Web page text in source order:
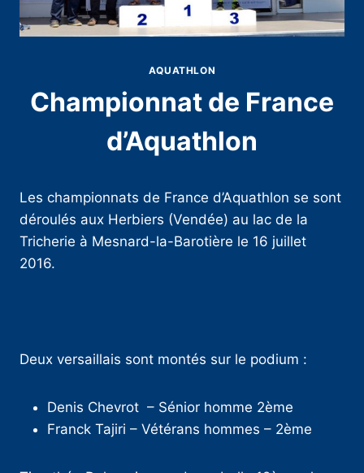
AQUATHLON
Championnat de France
d’Aquathlon
Les championnats de France d’Aquathlon se sont
déroulés aux Herbiers (Vendée) au lac de la
Tricherie à Mesnard-la-Barotière le 16 juillet
2016.
Deux versaillais sont montés sur le podium :
Denis Chevrot – Sénior homme 2ème
Franck Tajiri – Vétérans hommes – 2ème